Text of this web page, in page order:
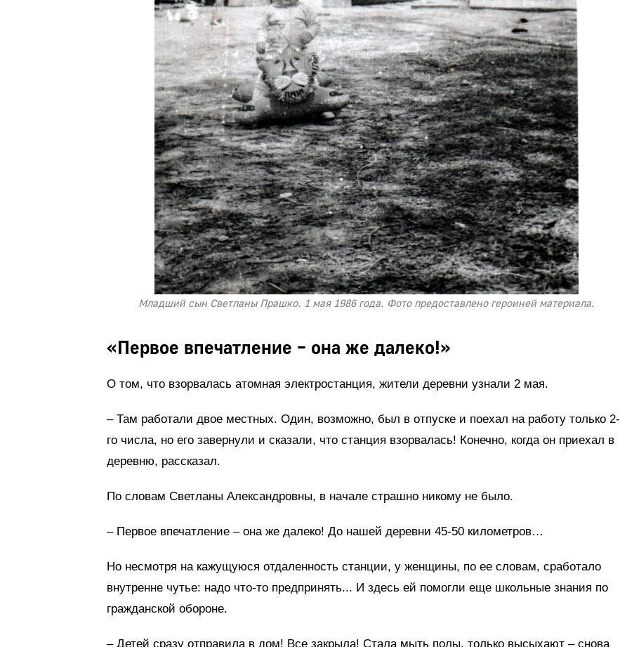
Младший сын Светланы Прашко. 1 мая 1986 года. Фото предоставлено героиней материала.
«Первое впечатление – она же далеко!»
О том, что взорвалась атомная электростанция, жители деревни узнали 2 мая.
– Там работали двое местных. Один, возможно, был в отпуске и поехал на работу только 2-
го числа, но его завернули и сказали, что станция взорвалась! Конечно, когда он приехал в
деревню, рассказал.
По словам Светланы Александровны, в начале страшно никому не было.
– Первое впечатление – она же далеко! До нашей деревни 45-50 километров…
Но несмотря на кажущуюся отдаленность станции, у женщины, по ее словам, сработало
внутренне чутье: надо что-то предпринять... И здесь ей помогли еще школьные знания по
гражданской обороне.
– Детей сразу отправила в дом! Все закрыла! Стала мыть полы, только высыхают – снова